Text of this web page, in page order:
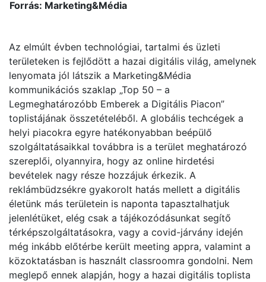
Forrás: Marketing&Média
Az elmúlt évben technológiai, tartalmi és üzleti
területeken is fejlődött a hazai digitális világ, amelynek
lenyomata jól látszik a Marketing&Média
kommunikációs szaklap „Top 50 – a
Legmeghatározóbb Emberek a Digitális Piacon”
toplistájának összetételéből. A globális techcégek a
helyi piacokra egyre hatékonyabban beépülő
szolgáltatásaikkal továbbra is a terület meghatározó
szereplői, olyannyira, hogy az online hirdetési
bevételek nagy része hozzájuk érkezik. A
reklámbüdzsékre gyakorolt hatás mellett a digitális
életünk más területein is naponta tapasztalhatjuk
jelenlétüket, elég csak a tájékozódásunkat segítő
térképszolgáltatásokra, vagy a covid-járvány idején
még inkább előtérbe került meeting appra, valamint a
közoktatásban is használt classroomra gondolni. Nem
meglepő ennek alapján, hogy a hazai digitális toplista